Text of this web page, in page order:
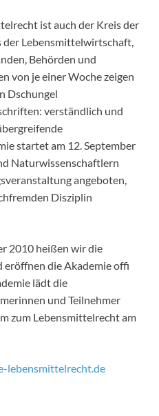
ist auch der Kreis der
der Lebensmittelwirtschaft,
Behörden und
von je einer Woche zeigen
Dschungel
verständlich und
startet am 12. September
Naturwissenschaftlern
angeboten,
Disziplin
2010 heißen wir die
eröffnen die Akademie offi
lädt die
und Teilnehmer
zum Lebensmittelrecht am
lebensmittelrecht.de